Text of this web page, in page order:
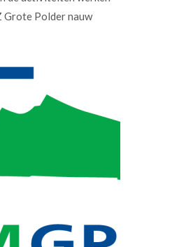
Grote Polder nauw